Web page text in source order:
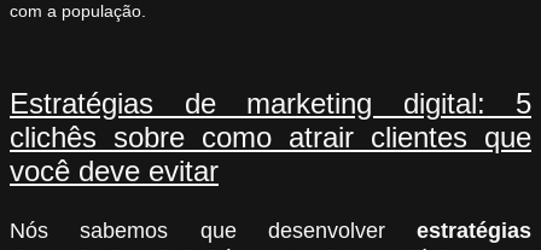
com a população.
Estratégias de marketing digital: 5
clichês sobre como atrair clientes que
você deve evitar
Nós sabemos que desenvolver estratégias